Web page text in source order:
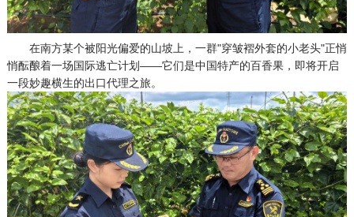
在南方某个被阳光偏爱的山坡上，一群"穿皱褶外套的小老头"正悄
悄酝酿着一场国际逃亡计划——它们是中国特产的百香果，即将开启
一段妙趣横生的出口代理之旅。